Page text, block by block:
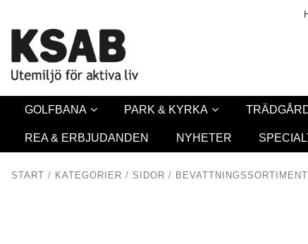
Säkerhet &
GOLFBANA PARK & KYRKA
REA & ERBJUDANDEN NYHETER
START / KATEGORIER / SIDOR / BEVATTNINGSSORTIMENT